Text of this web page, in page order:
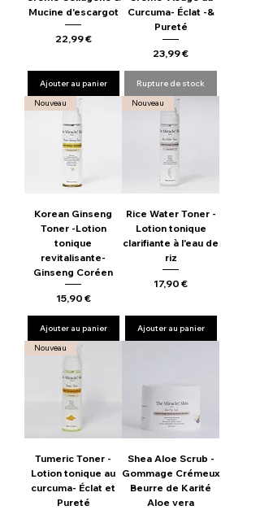
Mucine d'escargot
Prix
22,99 €
Ajouter au panier
Curcuma- Éclat -&
Pureté
Prix
23,99 €
Rupture de stock
Nouveau
Korean Ginseng
Toner -Lotion
tonique
revitalisante-
Ginseng Coréen
Prix
15,90 €
Ajouter au panier
Nouveau
Rice Water Toner -
Lotion tonique
clarifiante à l'eau de
riz
Prix
17,90 €
Ajouter au panier
Nouveau
Tumeric Toner -
Lotion tonique au
curcuma- Éclat et
Pureté
Shea Aloe Scrub -
Gommage Crémeux
Beurre de Karité
Aloe vera